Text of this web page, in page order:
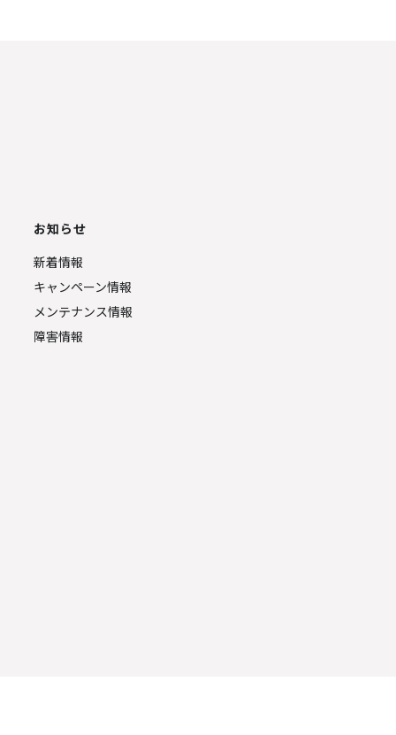
お知らせ
新着情報
キャンペーン情報
メンテナンス情報
障害情報